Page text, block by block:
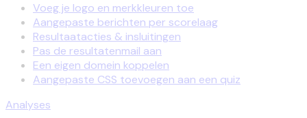
Voeg je logo en merkkleuren toe
Aangepaste berichten per scorelaag
Resultaatacties & insluitingen
Pas de resultatenmail aan
Een eigen domein koppelen
Aangepaste CSS toevoegen aan een quiz
Analyses